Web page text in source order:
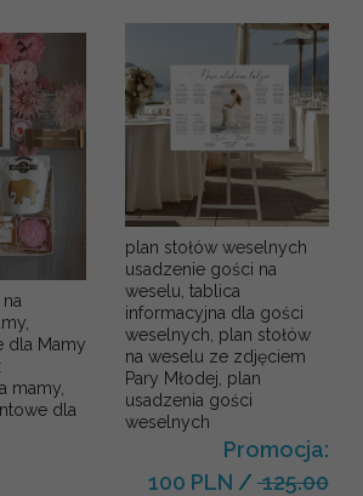
dla Mamy
mamy,
dla
plan stołów weselnych
usadzenie gości na
weselu, tablica
informacyjna dla gości
weselnych, plan stołów
na weselu ze zdjęciem
Pary Młodej, plan
usadzenia gości
weselnych
Promocja:
100 PLN /125.00